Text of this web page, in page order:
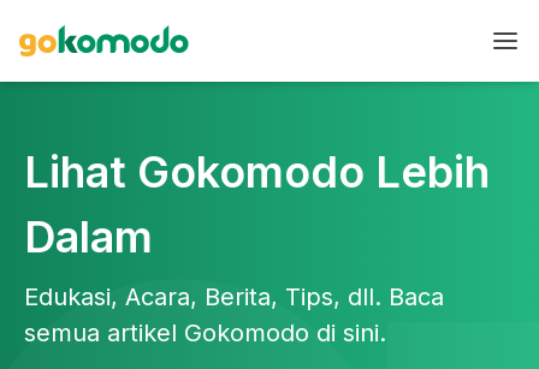
Lihat Gokomodo Lebih
Dalam
Edukasi, Acara, Berita, Tips, dll. Baca
semua artikel Gokomodo di sini.